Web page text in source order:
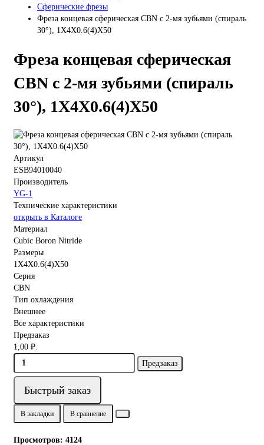
Сферические фрезы
Фреза концевая сферическая CBN с 2-мя зубьями (спираль
30°), 1X4X0.6(4)X50
Фреза концевая сферическая
CBN с 2-мя зубьями (спираль
30°), 1X4X0.6(4)X50
Артикул
ESB94010040
Производитель
YG-1
Технические характеристики
открыть в Каталоге
Материал
Cubic Boron Nitride
Размеры
1X4X0.6(4)X50
Серия
CBN
Тип охлаждения
Внешнее
Все характеристики
Предзаказ
1,00 ₽.
Предзаказ
Быстрый заказ
В закладки В сравнение
Просмотров: 4124